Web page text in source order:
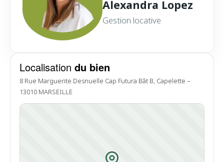
Localisation du bien
8 Rue Marguerite Desnuelle Cap Futura Bât B, Capelette –
13010 MARSEILLE
Alexandra Lopez
Gestion locative